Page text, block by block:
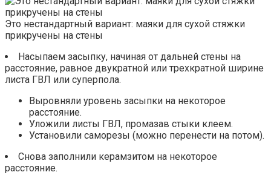
Это нестандартный вариант: маяки для сухой стяжки
прикручены на стены
Насыпаем засыпку, начиная от дальней стены на
расстояние, равное двукратной или трехкратной ширине
листа ГВЛ или суперпола.
Выровняли уровень засыпки на некоторое
расстояние.
Уложили листы ГВЛ, промазав стыки клеем.
Установили саморезы (можно перенести на потом).
Снова заполнили керамзитом на некоторое
расстояние.